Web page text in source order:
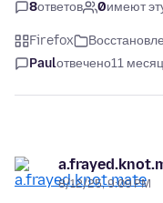
8ответов 0имеют
Firefox
Paulотвечено11
8/12/25, 9:09 PM